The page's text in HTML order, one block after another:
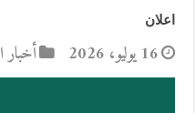
اعلان
16 يوليو، 2026 أخبار